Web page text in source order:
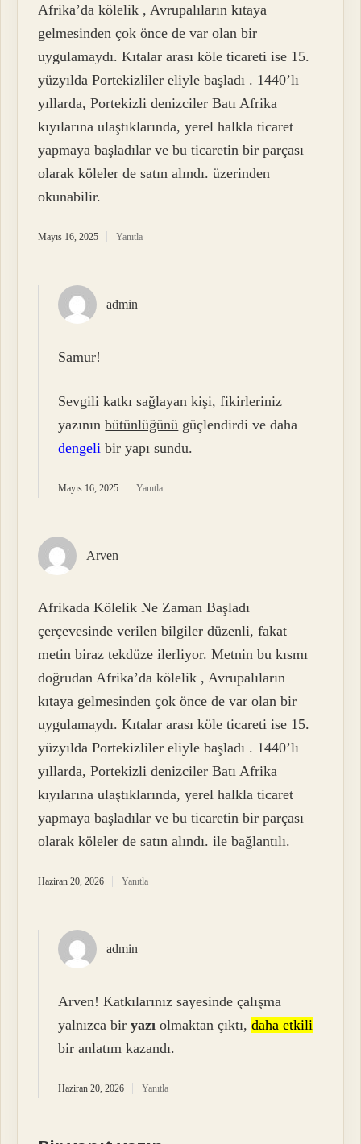
Afrika’da kölelik , Avrupalıların kıtaya
gelmesinden çok önce de var olan bir
uygulamaydı. Kıtalar arası köle ticareti ise 15.
yüzyılda Portekizliler eliyle başladı . 1440’lı
yıllarda, Portekizli denizciler Batı Afrika
kıyılarına ulaştıklarında, yerel halkla ticaret
yapmaya başladılar ve bu ticaretin bir parçası
olarak köleler de satın alındı. üzerinden
okunabilir.
Mayıs 16, 2025 Yanıtla
admin
Samur!
Sevgili katkı sağlayan kişi, fikirleriniz
yazınınbütünlüğünü güçlendirdi ve daha
dengeli bir yapı sundu.
Mayıs 16, 2025 Yanıtla
Arven
Afrikada Kölelik Ne Zaman Başladı
çerçevesinde verilen bilgiler düzenli, fakat
metin biraz tekdüze ilerliyor. Metnin bu kısmı
doğrudan Afrika’da kölelik , Avrupalıların
kıtaya gelmesinden çok önce de var olan bir
uygulamaydı. Kıtalar arası köle ticareti ise 15.
yüzyılda Portekizliler eliyle başladı . 1440’lı
yıllarda, Portekizli denizciler Batı Afrika
kıyılarına ulaştıklarında, yerel halkla ticaret
yapmaya başladılar ve bu ticaretin bir parçası
olarak köleler de satın alındı. ile bağlantılı.
Haziran 20, 2026 Yanıtla
admin
Arven! Katkılarınız sayesinde çalışma
yalnızca biryazı olmaktan çıktı,daha etkili
bir anlatım kazandı.
Haziran 20, 2026 Yanıtla